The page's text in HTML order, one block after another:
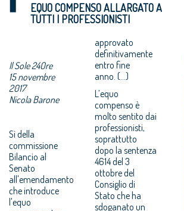
EQUO COMPENSO ALLARGATO A
TUTTI I PROFESSIONISTI
Il Sole 24Ore
15 novembre
2017
Nicola Barone
Sì della
commissione
Bilancio al
Senato
all'emendamento
che introduce
l'equo
approvato
definitivamente
entro fine
anno. (...)
L’equo
compenso è
molto sentito dai
professionisti,
soprattutto
dopo la sentenza
4614 del 3
ottobre del
Consiglio di
Stato che ha
sdoganato un